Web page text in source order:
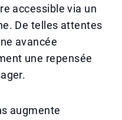
accessible via un
De telles attentes
avancée
une repensée
augmente